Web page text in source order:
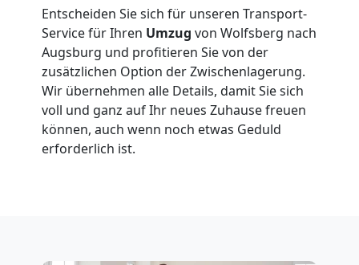
Entscheiden Sie sich für unseren Transport-
Service für Ihren Umzug von Wolfsberg nach
Augsburg und profitieren Sie von der
zusätzlichen Option der Zwischenlagerung.
Wir übernehmen alle Details, damit Sie sich
voll und ganz auf Ihr neues Zuhause freuen
können, auch wenn noch etwas Geduld
erforderlich ist.